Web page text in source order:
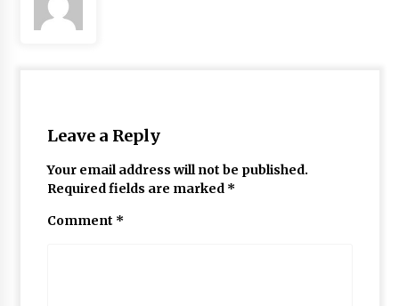
Thought Of The Day 11 May
May 11, 2022
Leave a Reply
Your email address will not be published.
Required fields are marked *
Comment *